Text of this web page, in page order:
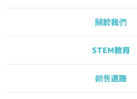
關於我們
STEM教育
銷售通路